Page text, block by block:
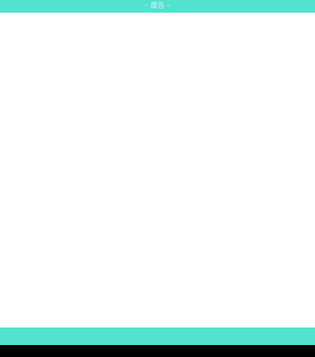
- 廣告 -